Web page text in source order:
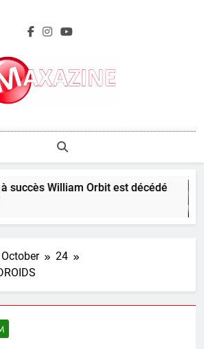
William Orbit est décédé
October
24